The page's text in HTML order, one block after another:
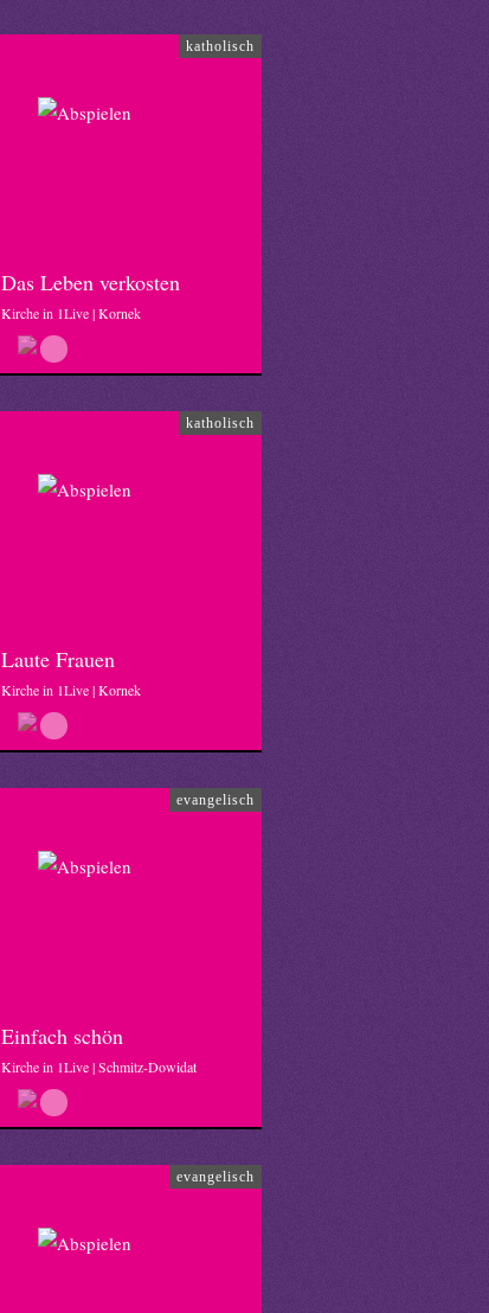
katholisch
Das Leben verkosten
Kirche in 1Live | Kornek
katholisch
Laute Frauen
Kirche in 1Live | Kornek
evangelisch
Einfach schön
Kirche in 1Live | Schmitz-Dowidat
evangelisch